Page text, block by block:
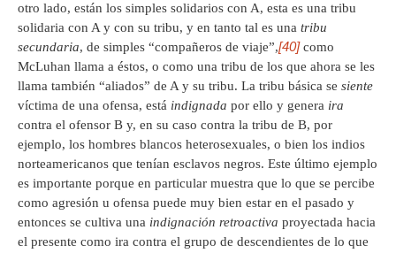
otro lado, están los simples solidarios con A, esta es una tribu
solidaria con A y con su tribu, y en tanto tal es una tribu
secundaria, de simples “compañeros de viaje”,[40]como
McLuhan llama a éstos, o como una tribu de los que ahora se les
llama también “aliados” de A y su tribu. La tribu básica se siente
víctima de una ofensa, está indignada por ello y genera ira
contra el ofensor B y, en su caso contra la tribu de B, por
ejemplo, los hombres blancos heterosexuales, o bien los indios
norteamericanos que tenían esclavos negros. Este último ejemplo
es importante porque en particular muestra que lo que se percibe
como agresión u ofensa puede muy bien estar en el pasado y
entonces se cultiva una indignación retroactiva proyectada hacia
el presente como ira contra el grupo de descendientes de lo que